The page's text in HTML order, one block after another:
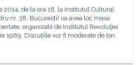
2014, de la ora 16, la Institutul Cultural
nr. 38, București) va avea loc masa
organizată de Institutul Revoluţiei
1989. Discuțiile vor fi moderate de Ion